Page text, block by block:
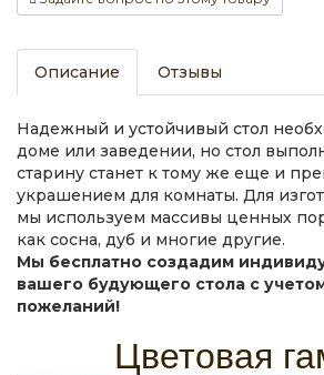
Описание Отзывы
Надежный и устойчивый стол
доме или заведении, но стол
старину станет к тому же еще и
украшением для комнаты. Для
мы используем массивы ценных
как сосна, дуб и многие другие.
Мы бесплатно создадим
вашего будующего стола с
пожеланий!
Цветовая